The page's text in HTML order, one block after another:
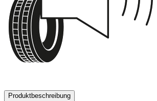
Produktbeschreibung